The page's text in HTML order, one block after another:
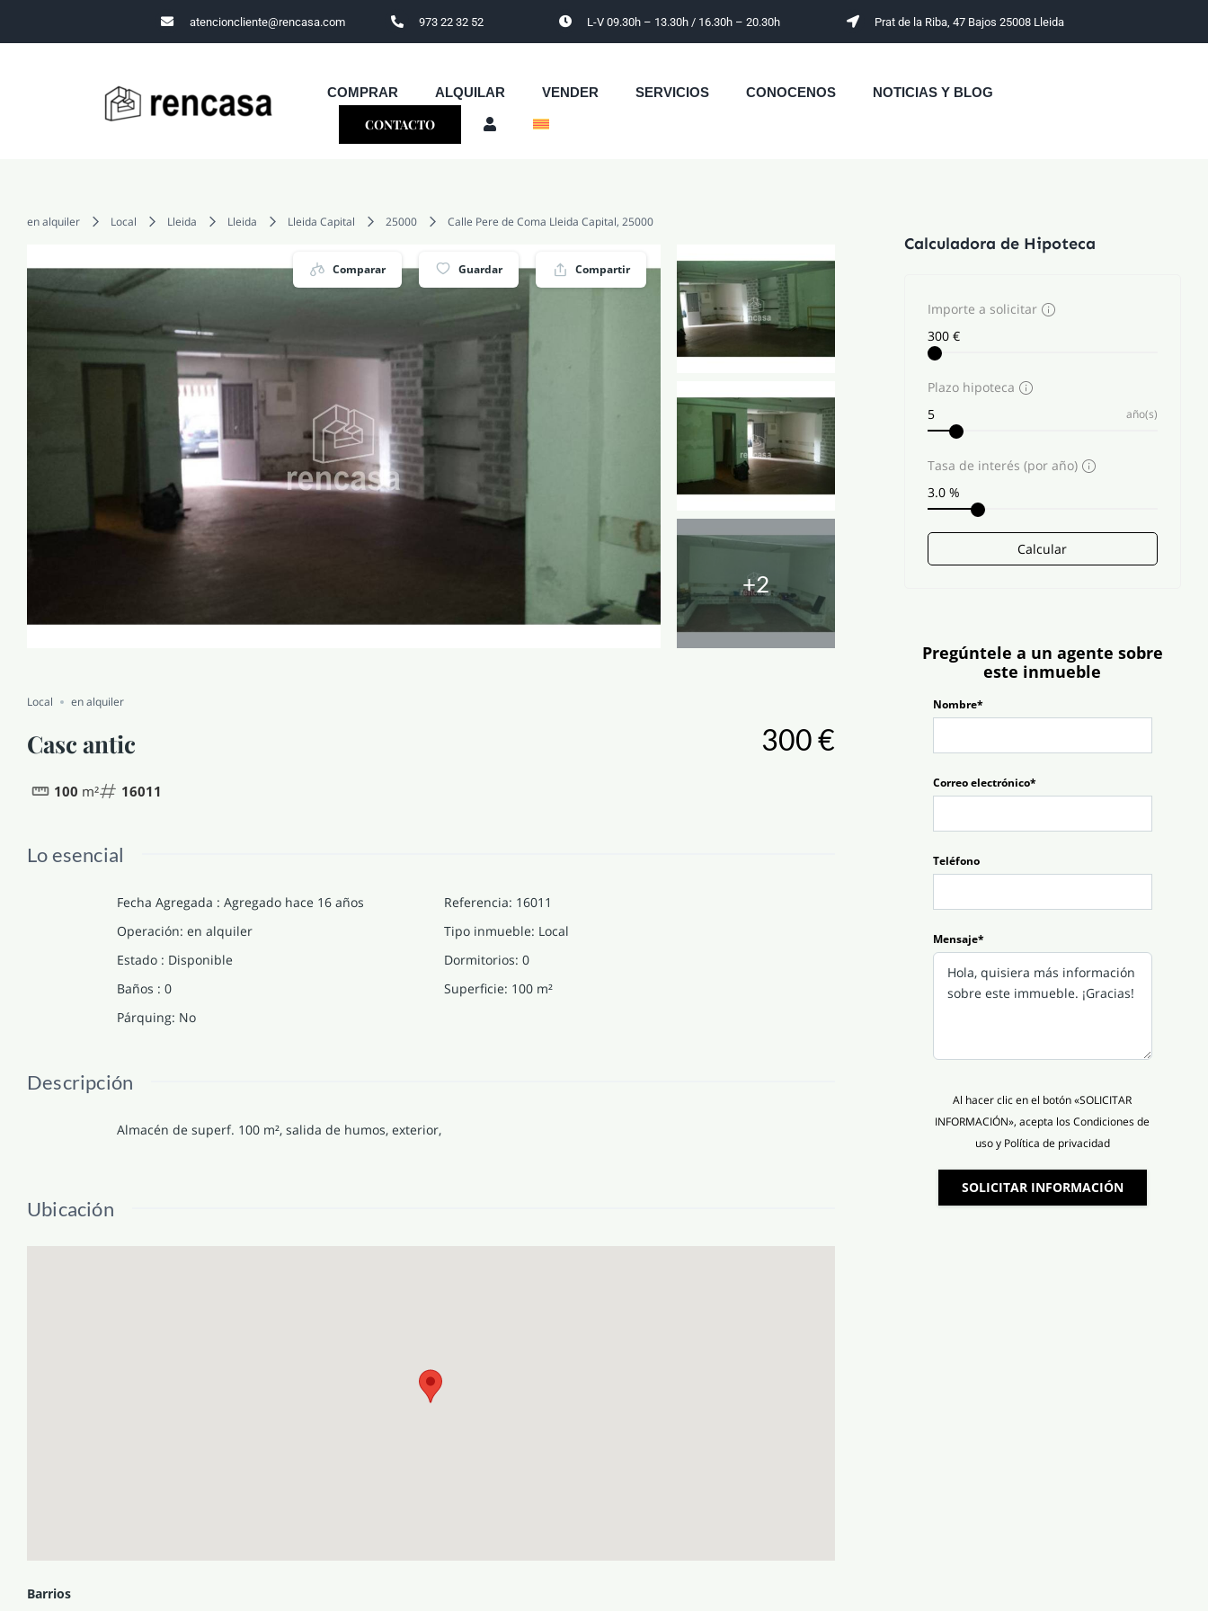
to
atencioncliente@rencasa.com 973 22 32 52 L-V 09.30h – 13.30h / 16.30h – 20.30h Prat de la Riba, 47 Bajos 25008 Lleida
COMPRAR ALQUILAR VENDER SERVICIOS CONOCENOS NOTICIAS Y BLOG
CONTACTO
en alquiler Local Lleida Lleida Lleida Capital 25000 Calle Pere de Coma Lleida Capital, 25000
Comparar Guardar Compartir
+2
Local en alquiler
Casc antic
100 m² 16011
300 €
Lo esencial
Fecha Agregada : Agregado hace 16 años Referencia: 16011
Operación: en alquiler Tipo inmueble: Local
Estado : Disponible Dormitorios: 0
Baños : 0 Superficie: 100 m²
Párquing: No
Descripción
Almacén de superf. 100 m², salida de humos, exterior,
Ubicación
Barrios
Calculadora de Hipoteca
Importe a solicitar
Plazo hipoteca
año(s)
Tasa de interés (por año)
Calcular
Pregúntele a un agente sobre
este inmueble
Nombre*
Correo electrónico*
Teléfono
Mensaje*
Al hacer clic en el botón «SOLICITAR
INFORMACIÓN», acepta los Condiciones de
uso y Política de privacidad
SOLICITAR INFORMACIÓN